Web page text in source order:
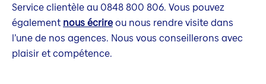
Service clientèle au 0848 800 806. Vous pouvez
également nous écrireou nous rendre visite dans
l’une de nos agences. Nous vous conseillerons avec
plaisir et compétence.